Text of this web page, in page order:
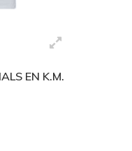
EN K.M.